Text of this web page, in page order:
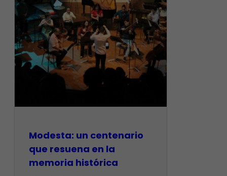
Modesta: un centenario
que resuena en la
memoria histórica